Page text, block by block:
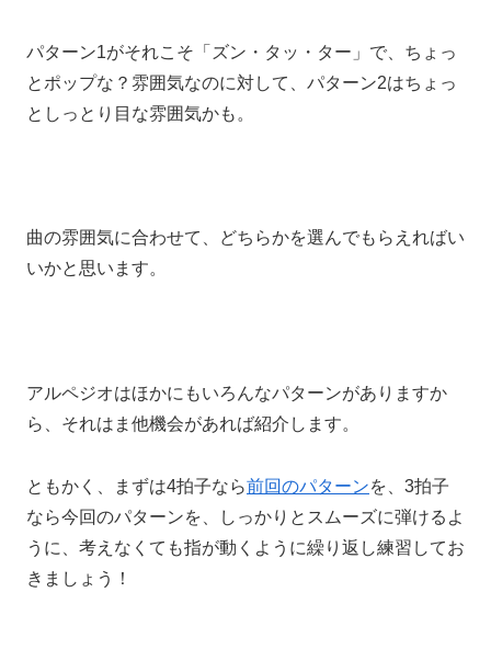
パターン1がそれこそ「ズン・タッ・ター」で、ちょっ
とポップな？雰囲気なのに対して、パターン2はちょっ
としっとり目な雰囲気かも。
曲の雰囲気に合わせて、どちらかを選んでもらえればい
いかと思います。
アルペジオはほかにもいろんなパターンがありますか
ら、それはま他機会があれば紹介します。
ともかく、まずは4拍子なら前回のパターンを、3拍子
なら今回のパターンを、しっかりとスムーズに弾けるよ
うに、考えなくても指が動くように繰り返し練習してお
きましょう！